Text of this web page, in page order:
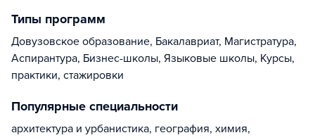
Типы программ
Довузовское образование, Бакалавриат, Магистратура,
Аспирантура, Бизнес-школы, Языковые школы, Курсы,
практики, стажировки
Популярные специальности
архитектура и урбанистика, география, химия,